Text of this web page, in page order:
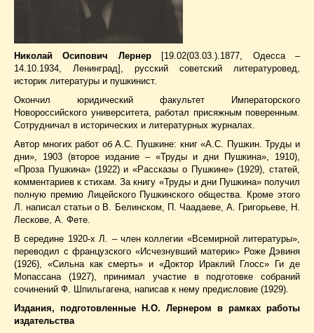
Николай Осипович Лернер [19.02(03.03.).1877, Одесса –
14.10.1934, Ленинград], русский советский литературовед,
историк литературы и пушкинист.
Окончил юридический факультет Императорского
Новороссийского университета, работал присяжным поверенным.
Сотрудничал в исторических и литературных журналах.
Автор многих работ об А.С. Пушкине: книг «А.С. Пушкин. Труды и
дни», 1903 (второе издание – «Труды и дни Пушкина», 1910),
«Проза Пушкина» (1922) и «Рассказы о Пушкине» (1929), статей,
комментариев к стихам. За книгу «Труды и дни Пушкина» получил
полную премию Лицейского Пушкинского общества. Кроме этого
Л. написал статьи о В. Белинском, П. Чаадаеве, А. Григорьеве, Н.
Лескове, А. Фете.
В середине 1920-х Л. – член коллегии «Всемирной литературы»,
переводил с французского «Исчезнувший материк» Роже Дэвиня
(1926), «Сильна как смерть» и «Доктор Ираклий Глосс» Ги де
Мопассана (1927), принимал участие в подготовке собраний
сочинений Ф. Шпильгагена, написав к нему предисловие (1929).
Издания, подготовленные Н.О. Лернером в рамках работы
издательства